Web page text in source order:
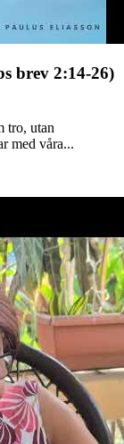
brev 2:14-26)
tro, utan
med våra...